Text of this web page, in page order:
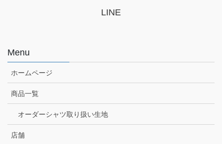
LINE
Menu
ホームページ
商品一覧
オーダーシャツ取り扱い生地
店舗